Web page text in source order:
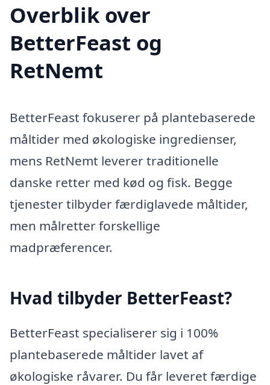
Overblik over
BetterFeast og
RetNemt
BetterFeast fokuserer på plantebaserede
måltider med økologiske ingredienser,
mens RetNemt leverer traditionelle
danske retter med kød og fisk. Begge
tjenester tilbyder færdiglavede måltider,
men målretter forskellige
madpræferencer.
Hvad tilbyder BetterFeast?
BetterFeast specialiserer sig i 100%
plantebaserede måltider lavet af
økologiske råvarer. Du får leveret færdige